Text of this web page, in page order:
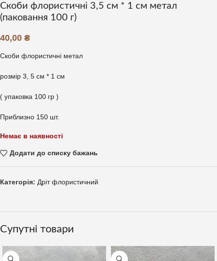
Скоби флористичні 3,5 см * 1 см метал
(паковання 100 г)
40,00 ₴
Скоби флористичні метал
розмір 3, 5 см * 1 см
( упаковка 100 гр )
Приблизно 150 шт.
Немає в наявності
Додати до списку бажань
Категорія: Дріт флористичний
Супутні товари